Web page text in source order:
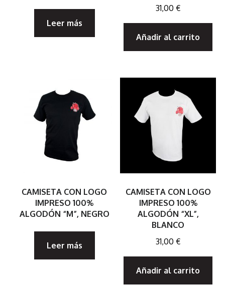
Leer más
31,00 €
Añadir al carrito
CAMISETA CON LOGO
IMPRESO 100%
ALGODÓN “M”, NEGRO
Leer más
CAMISETA CON LOGO
IMPRESO 100%
ALGODÓN “XL”,
BLANCO
31,00 €
Añadir al carrito